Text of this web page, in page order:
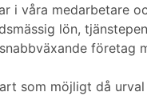
i våra medarbetare
lön,
företag
som möjligt då